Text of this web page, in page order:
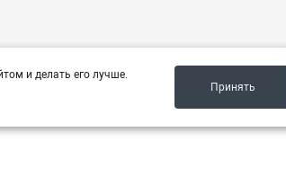
и делать его лучше.
Принять